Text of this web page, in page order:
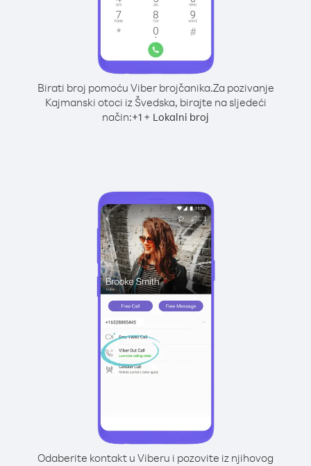
Birati broj pomoću Viber brojčanika.Za pozivanje
Kajmanski otoci iz Švedska, birajte na sljedeći
način:+1 + Lokalni broj
Odaberite kontakt u Viberu i pozovite iz njihovog